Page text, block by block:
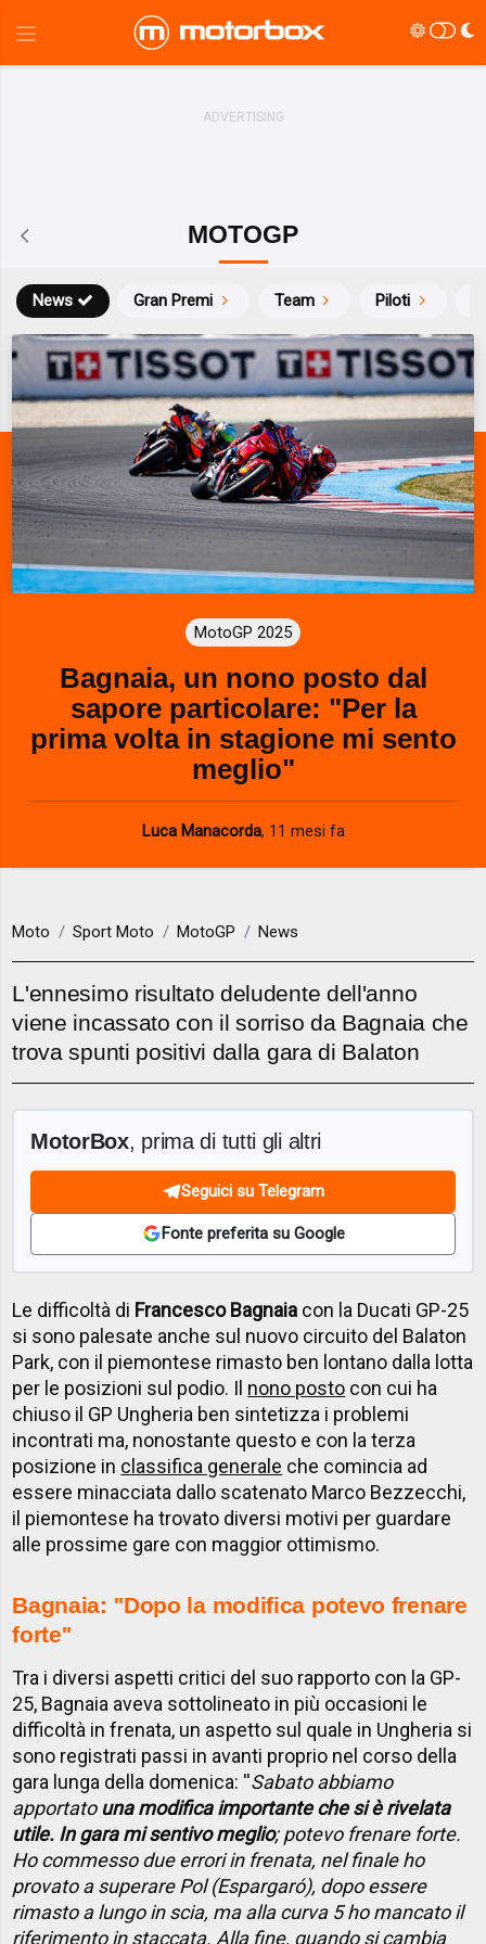
MOTOGP
News Gran Premi Team Piloti
MotoGP 2025
Bagnaia, un nono posto dal
sapore particolare: "Per la
prima volta in stagione mi sento
meglio"
Luca Manacorda, 11 mesi fa
Moto Sport Moto MotoGP News
L'ennesimo risultato deludente dell'anno
viene incassato con il sorriso da Bagnaia che
trova spunti positivi dalla gara di Balaton
MotorBox, prima di tutti gli altri
Seguici su Telegram
Fonte preferita su Google
Le difficoltà di Francesco Bagnaia con la Ducati GP-25
si sono palesate anche sul nuovo circuito del Balaton
Park, con il piemontese rimasto ben lontano dalla lotta
per le posizioni sul podio. Il nono posto con cui ha
chiuso il GP Ungheria ben sintetizza i problemi
incontrati ma, nonostante questo e con la terza
posizione in classifica generale che comincia ad
essere minacciata dallo scatenato Marco Bezzecchi,
il piemontese ha trovato diversi motivi per guardare
alle prossime gare con maggior ottimismo.
Bagnaia: ''Dopo la modifica potevo frenare
forte''
Tra i diversi aspetti critici del suo rapporto con la GP-
25, Bagnaia aveva sottolineato in più occasioni le
difficoltà in frenata, un aspetto sul quale in Ungheria si
sono registrati passi in avanti proprio nel corso della
gara lunga della domenica: ''Sabato abbiamo
apportatouna modifica importante che si è rivelata
utile. In gara mi sentivo meglio; potevo frenare forte.
Ho commesso due errori in frenata, nel finale ho
provato a superare Pol (Espargaró), dopo essere
rimasto a lungo in scia, ma alla curva 5 ho mancato il
riferimento in staccata. Alla fine, quando si cambia